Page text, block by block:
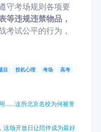
守考场规则各项要
等违规违禁物品，
考试公平的行为，
目 投机心理 考场 高考
……这所北京名校为何被誉
这场开放日让陪伴成为最好